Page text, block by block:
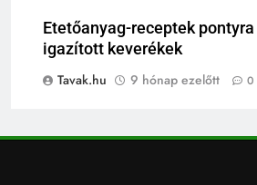
Etetőanyag-receptek
igazított keverékek
Tavak.hu
9 hónap ezelőtt 0